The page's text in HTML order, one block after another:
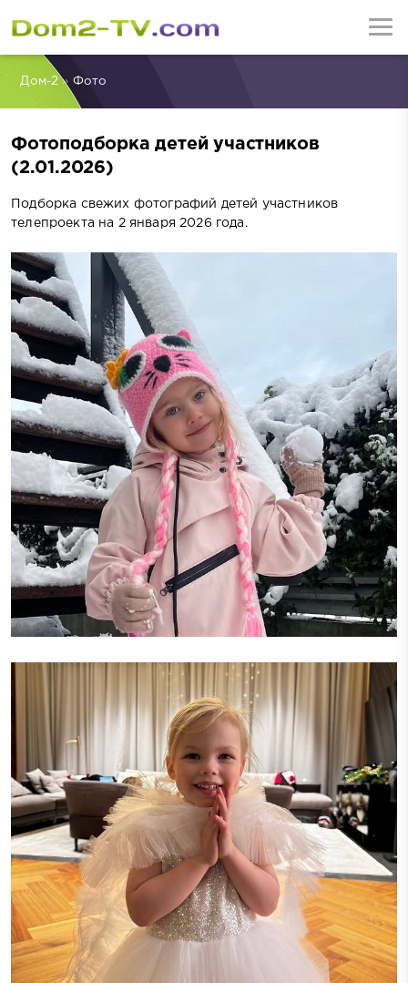
Дом-2» Фото
Фотоподборка детей участников
(2.01.2026)
Подборка свежих фотографий детей участников
телепроекта на 2 января 2026 года.